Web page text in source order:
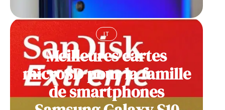
IT
Meilleures cartes
microSD pour la famille
de smartphones